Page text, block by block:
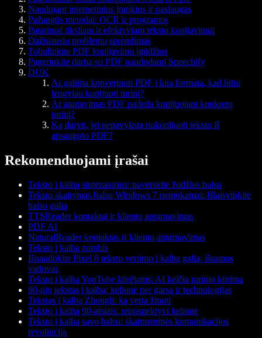
Naudojant internetinius įrankius ir paslaugas
Pažangūs metodai: OCR ir programos
Patarimai tiksliam ir efektyviam teksto kopijavimui
Dažniausių problemų sprendimas
Tobulinkite PDF kopijavimo įgūdžius
Pagerinkite darbą su PDF naudodami Speechify
DUK
Ar galima konvertuoti PDF į kitą formatą, kad būtų
lengviau kopijuoti turinį?
Ar anotavimas PDF padeda kopijuojant konkretų
turinį?
Ką daryti, jei nepavyksta nukopijuoti teksto iš
apsaugoto PDF?
Rekomenduojami įrašai
Teksto į kalbą sintezatorius: paverskite žodžius balsu
Teksto skaitymas balsu Windows 7 nemokamai: Išlaisvinkite
balso galią
TTSReader kontaktai ir klientų aptarnavimas
PDF AI
NaturalReader kontaktas ir klientų aptarnavimas
Teksto į kalbą zombis
Išnaudokite Pixel 6 teksto vertimo į kalbą galią: išsamus
vadovas
Teksto į kalbą YouTube kūrėjams: AI keičia turinio kūrimą
90-ųjų tekstas į kalbą: kelionė per garsą ir technologijas
Tekstas į kalbą Zhongli: ką verta žinoti
Teksto į kalbą 90-aisiais: retrospektyvi kelionė
Teksto į kalbą savo balsu: skaitmeninės komunikacijos
revoliucija